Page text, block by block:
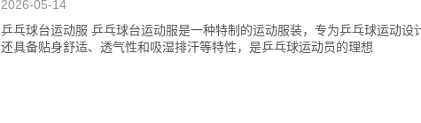
2026-05-14
乒乓球台运动服 乒乓球台运动服是一种特制的运动服装，专为乒乓球运动设
还具备贴身舒适、透气性和吸湿排汗等特性，是乒乓球运动员的理想